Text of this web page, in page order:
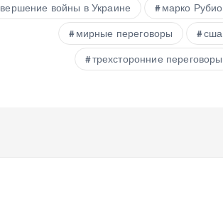
войны в Украине марко Рубио
мирные переговоры сша
трехсторонние переговоры